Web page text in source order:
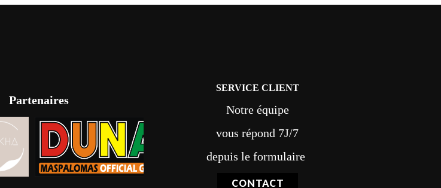
Partenaires
SERVICE CLIENT
Notre équipe
vous répond 7J/7
depuis le formulaire
CONTACT